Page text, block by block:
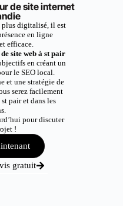
de site internet
plus digitalisé, il est
en ligne
efficace.
site web à st pair
en créant un
le SEO local.
et une stratégie de
serez facilement
pair et dans les
pour discuter
!
gratuit